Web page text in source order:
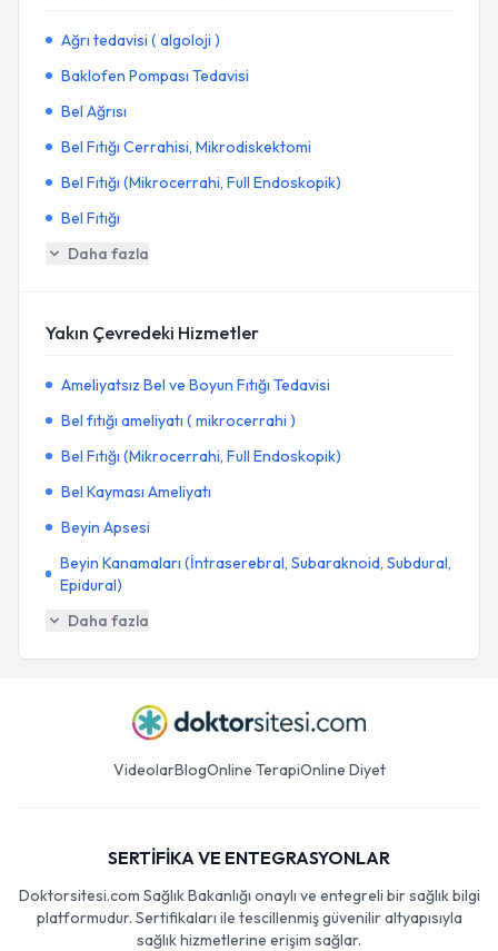
Ağrı tedavisi ( algoloji )
Baklofen Pompası Tedavisi
Bel Ağrısı
Bel Fıtığı Cerrahisi, Mikrodiskektomi
Bel Fıtığı (Mikrocerrahi, Full Endoskopik)
Bel Fıtığı
Daha fazla
Yakın Çevredeki Hizmetler
Ameliyatsız Bel ve Boyun Fıtığı Tedavisi
Bel fıtığı ameliyatı ( mikrocerrahi )
Bel Fıtığı (Mikrocerrahi, Full Endoskopik)
Bel Kayması Ameliyatı
Beyin Apsesi
Beyin Kanamaları (İntraserebral, Subaraknoid, Subdural,
Epidural)
Daha fazla
VideolarBlogOnline TerapiOnline Diyet
SERTİFİKA VE ENTEGRASYONLAR
Doktorsitesi.com Sağlık Bakanlığı onaylı ve entegreli bir sağlık bilgi
platformudur. Sertifikaları ile tescillenmiş güvenilir altyapısıyla
sağlık hizmetlerine erişim sağlar.